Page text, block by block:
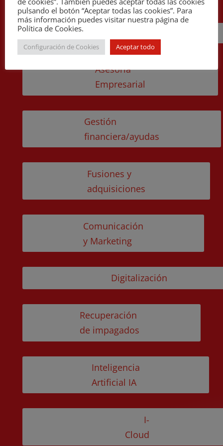
Asesoría
Empresarial
Gestión
financiera/ayudas
Fusiones y
adquisiciones
Comunicación
y Marketing
Digitalización
Recuperación
de impagados
Inteligencia
Artificial IA
I-
Cloud
pulsando el botón “Aceptar todas las cookies”. Para
más información puedes visitar nuestra página de
Política de Cookies.
Configuración de Cookies Aceptar todo